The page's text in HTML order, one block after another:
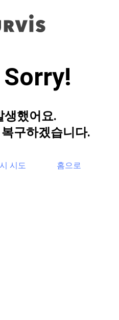
생했어요.
구하겠습니다.
시도 홈으로